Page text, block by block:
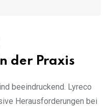
der Praxis
beeindruckend. Lyreco
Herausforderungen bei